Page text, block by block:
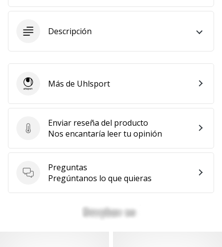
Descripción
Enviar reseña del producto
Enviar reseña del producto
Nos encantaría leer tu opinión
Preguntas
Preguntas
Pregúntanos lo que quieras
UhlsportMás de Uhlsport